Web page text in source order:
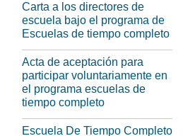
Carta a los directores de
escuela bajo el programa de
Escuelas de tiempo completo
Acta de aceptación para
participar voluntariamente en
el programa escuelas de
tiempo completo
Escuela De Tiempo Completo